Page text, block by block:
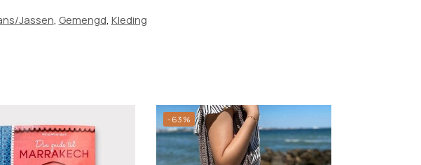
Jassen, Gemengd, Kleding
-63%